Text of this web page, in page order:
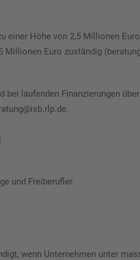
Höhe von 2,5 Millionen
Euro zuständig
laufenden Finanzierungen
und Freiberufler.
wenn Unternehmen unter